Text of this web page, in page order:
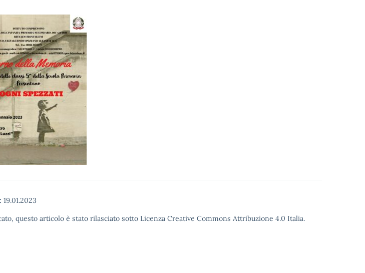
19.01.2023
questo articolo è stato rilasciato sotto Licenza Creative Commons Attribuzione 4.0 Italia.